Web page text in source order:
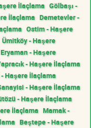
İlaçlama Gölbaşı -
İlaçlama Demetevler -
Ostim - Haşere
Ümitköy - Haşere
Eryaman - Haşere
- Haşere İlaçlama
- Haşere İlaçlama
- Haşere İlaçlama
- Haşere İlaçlama
İlaçlama Mamak -
Beştepe - Haşere